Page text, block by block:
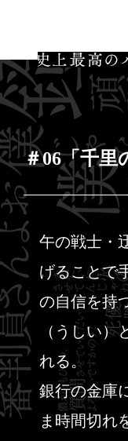
＃06「千里
午の戦士・
げることで
の自信を持
（うしい
れる。
銀行の金庫
ま時間切れ